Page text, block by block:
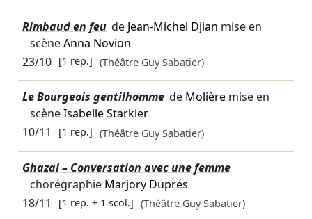
Rimbaud en feu de Jean-Michel Djian mise en
scèneAnna Novion
23/10 [1 rep.] (Théâtre Guy Sabatier)
Le Bourgeois gentilhomme de Molièremise en
scèneIsabelle Starkier
10/11
[1 rep.] (Théâtre Guy Sabatier)
Ghazal – Conversation avec une femme
chorégraphie Marjory Duprés
18/11
[1 rep. + 1 scol.] (Théâtre Guy Sabatier)